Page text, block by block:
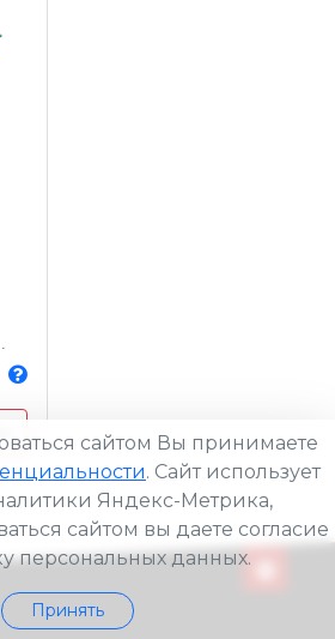
сайтом Вы принимаете
. Сайт использует
Яндекс-Метрика,
сайтом вы даете согласие
персональных данных.
Принять